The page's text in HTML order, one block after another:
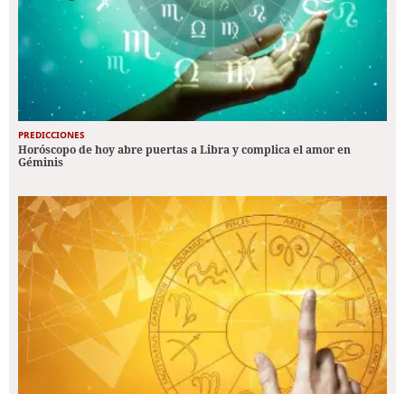
PREDICCIONES
Horóscopo de hoy abre puertas a Libra y complica el amor en
Géminis